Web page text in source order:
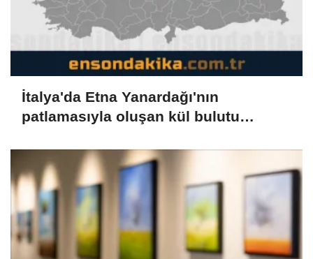
İtalya'da Etna Yanardağı'nın
patlamasıyla oluşan kül bulutu